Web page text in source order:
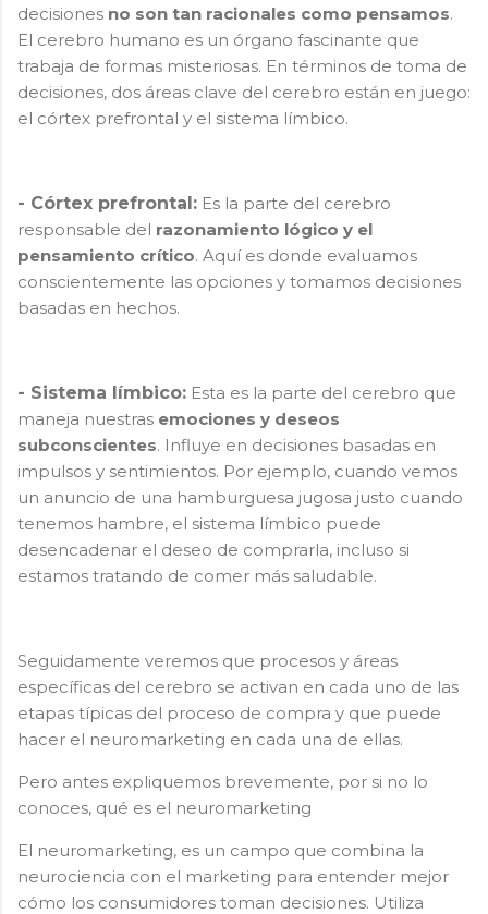
decisiones no son tan racionales como pensamos.
El cerebro humano es un órgano fascinante que
trabaja de formas misteriosas. En términos de toma de
decisiones, dos áreas clave del cerebro están en juego:
el córtex prefrontal y el sistema límbico.
- Córtex prefrontal: Es la parte del cerebro
responsable del razonamiento lógico y el
pensamiento crítico. Aquí es donde evaluamos
conscientemente las opciones y tomamos decisiones
basadas en hechos.
- Sistema límbico: Esta es la parte del cerebro que
maneja nuestras emociones y deseos
subconscientes. Influye en decisiones basadas en
impulsos y sentimientos. Por ejemplo, cuando vemos
un anuncio de una hamburguesa jugosa justo cuando
tenemos hambre, el sistema límbico puede
desencadenar el deseo de comprarla, incluso si
estamos tratando de comer más saludable.
Seguidamente veremos que procesos y áreas
específicas del cerebro se activan en cada uno de las
etapas típicas del proceso de compra y que puede
hacer el neuromarketing en cada una de ellas.
Pero antes expliquemos brevemente, por si no lo
conoces, qué es el neuromarketing
El neuromarketing, es un campo que combina la
neurociencia con el marketing para entender mejor
cómo los consumidores toman decisiones. Utiliza